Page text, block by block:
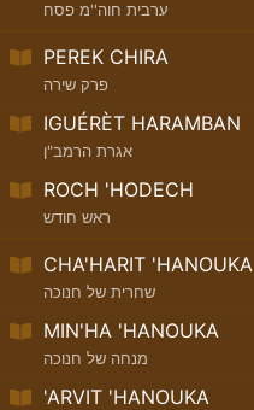
ערבית חוה''מ פסח
PEREK CHIRA
פרק שירה
IGUÉRÈT HARAMBAN
אגרת הרמב"ן
ROCH 'HODECH
ראש חודש
CHA'HARIT 'HANOUKA
שחרית של חנוכה
MIN'HA 'HANOUKA
מנחה של חנוכה
'ARVIT 'HANOUKA